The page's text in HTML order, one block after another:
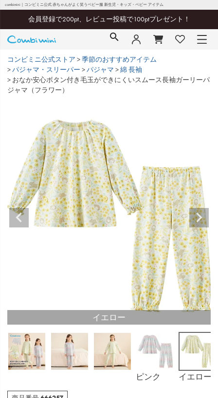
combimini｜コンビミニ公式 赤ちゃんがよく笑うベビー服 新生児・キッズ・ベビー アイテム
会員登録で200pt、レビュー投稿で100ptプレゼント！
コンビミニ公式ストア
季節のおすすめアイテム
パジャマ・スリーパー
パジャマ
綿 長袖
おなか安心ボタン付き毛玉ができにくいスムース長袖ガーリーパ
ジャマ（フラワー）
イエロー
ピンク イエロー